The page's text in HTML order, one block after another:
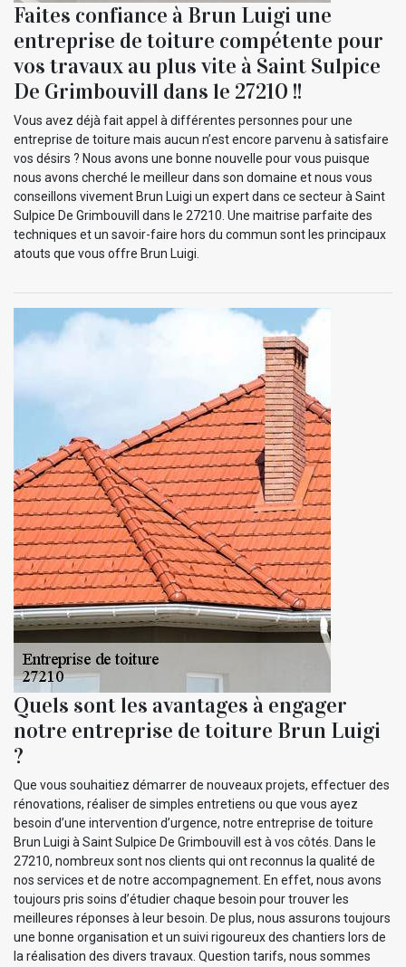
Faites confiance à Brun Luigi une
entreprise de toiture compétente pour
vos travaux au plus vite à Saint Sulpice
De Grimbouvill dans le 27210 !!
Vous avez déjà fait appel à différentes personnes pour une
entreprise de toiture mais aucun n’est encore parvenu à satisfaire
vos désirs ? Nous avons une bonne nouvelle pour vous puisque
nous avons cherché le meilleur dans son domaine et nous vous
conseillons vivement Brun Luigi un expert dans ce secteur à Saint
Sulpice De Grimbouvill dans le 27210. Une maitrise parfaite des
techniques et un savoir-faire hors du commun sont les principaux
atouts que vous offre Brun Luigi.
Quels sont les avantages à engager
notre entreprise de toiture Brun Luigi
?
Que vous souhaitiez démarrer de nouveaux projets, effectuer des
rénovations, réaliser de simples entretiens ou que vous ayez
besoin d’une intervention d’urgence, notre entreprise de toiture
Brun Luigi à Saint Sulpice De Grimbouvill est à vos côtés. Dans le
27210, nombreux sont nos clients qui ont reconnus la qualité de
nos services et de notre accompagnement. En effet, nous avons
toujours pris soins d’étudier chaque besoin pour trouver les
meilleures réponses à leur besoin. De plus, nous assurons toujours
une bonne organisation et un suivi rigoureux des chantiers lors de
la réalisation des divers travaux. Question tarifs, nous sommes